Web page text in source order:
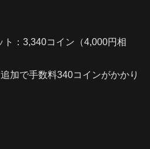
ト：3,340コイン（4,000円相
加で手数料340コインがかかり